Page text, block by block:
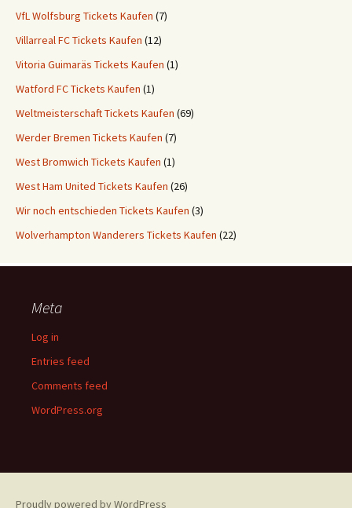
VfL Wolfsburg Tickets Kaufen (7)
Villarreal FC Tickets Kaufen (12)
Vitoria Guimaräs Tickets Kaufen (1)
Watford FC Tickets Kaufen (1)
Weltmeisterschaft Tickets Kaufen (69)
Werder Bremen Tickets Kaufen (7)
West Bromwich Tickets Kaufen (1)
West Ham United Tickets Kaufen (26)
Wir noch entschieden Tickets Kaufen (3)
Wolverhampton Wanderers Tickets Kaufen (22)
Meta
Log in
Entries feed
Comments feed
WordPress.org
Proudly powered by WordPress